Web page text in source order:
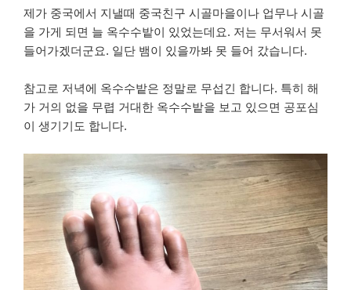
제가 중국에서 지낼때 중국친구 시골마을이나 업무나 시골
을 가게 되면 늘 옥수수밭이 있었는데요. 저는 무서워서 못
들어가겠더군요. 일단 뱀이 있을까봐 못 들어 갔습니다.
참고로 저녁에 옥수수밭은 정말로 무섭긴 합니다. 특히 해
가 거의 없을 무렵 거대한 옥수수밭을 보고 있으면 공포심
이 생기기도 합니다.